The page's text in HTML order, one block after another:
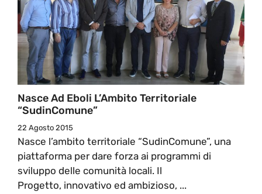
Nasce Ad Eboli L’Ambito Territoriale
“SudinComune”
22 Agosto 2015
Nasce l’ambito territoriale “SudinComune”, una
piattaforma per dare forza ai programmi di
sviluppo delle comunità locali. Il
Progetto, innovativo ed ambizioso, ...